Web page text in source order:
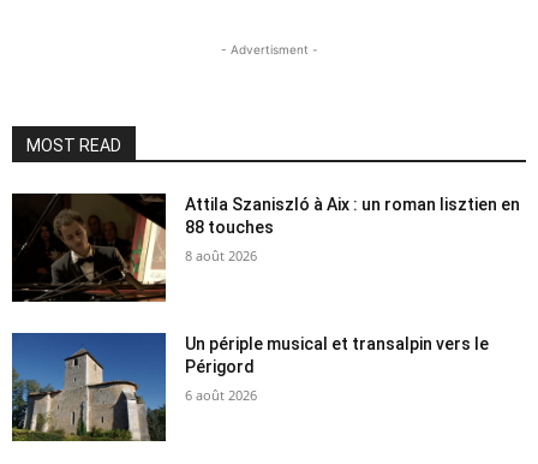
- Advertisment -
MOST READ
Attila Szaniszló à Aix : un roman lisztien en
88 touches
8 août 2026
Un périple musical et transalpin vers le
Périgord
6 août 2026